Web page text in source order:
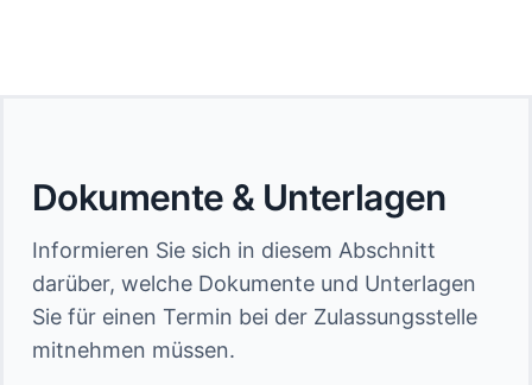
Dokumente & Unterlagen
Informieren Sie sich in diesem Abschnitt
darüber, welche Dokumente und Unterlagen
Sie für einen Termin bei der Zulassungsstelle
mitnehmen müssen.